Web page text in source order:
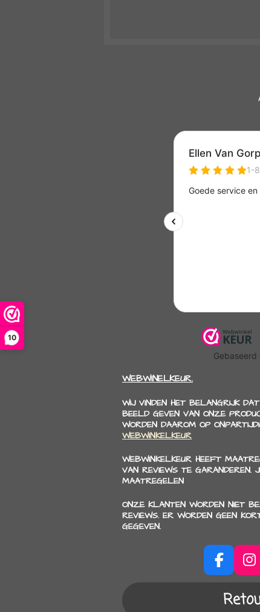
10
WEBWINELKEUR.
WIJ VINDEN HET BELANGRIJK
BEELD GEVEN VAN ONZE
WORDEN DAAROM OP
WEBWINKELKEUR
WEBWINKELKEUR HEEFT
VAN REVIEWS TE GARANDEREN.
MAATREGELEN
ONZE KLANTEN WORDEN NIET
REVIEWS. ER WORDEN GEEN
GEGEVEN.
F
a
I
n
s
t